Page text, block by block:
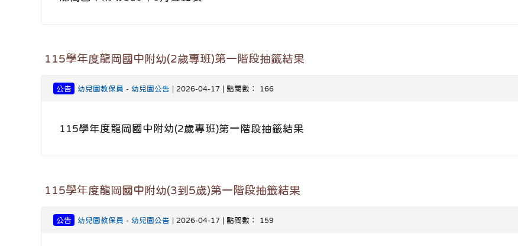
115學年度龍岡國中附幼(2歲專班)第一階段抽籤結果
公告 幼兒園教保員 -幼兒園公告 | 2026-04-17 | 點閱數： 166
115學年度龍岡國中附幼(2歲專班)第一階段抽籤結果
115學年度龍岡國中附幼(3到5歲)第一階段抽籤結果
公告 幼兒園教保員 -幼兒園公告 | 2026-04-17 | 點閱數： 159